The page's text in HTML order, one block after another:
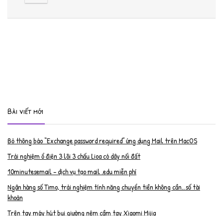
Bài viết mới
Bỏ thông báo “Exchange password required” ứng dụng Mail trên MacOS
Trải nghiệm ổ điện 3 lõi 3 chấu Lioa có dây nối đất
10minutesemail – dịch vụ tạo mail .edu miễn phí
Ngân hàng số Timo, trải nghiệm tính năng chuyển tiền không cần…số tài
khoản
Trên tay máy hút bụi giường nệm cầm tay Xiaomi Mijia